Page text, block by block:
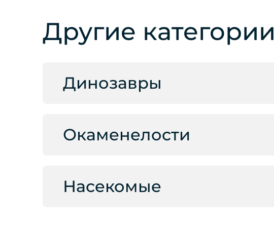
Другие категории
Динозавры
Окаменелости
Насекомые